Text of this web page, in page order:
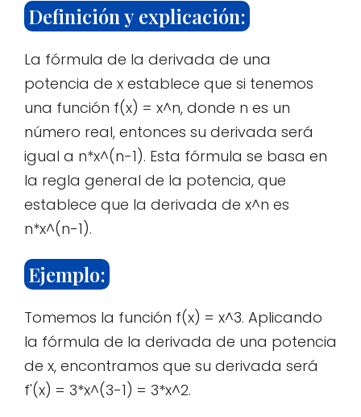
Definición y explicación:
La fórmula de la derivada de una
potencia de x establece que si tenemos
una función f(x) = x^n, donde n es un
número real, entonces su derivada será
igual a n*x^(n-1). Esta fórmula se basa en
la regla general de la potencia, que
establece que la derivada de x^n es
n*x^(n-1).
Ejemplo:
Tomemos la función f(x) = x^3. Aplicando
la fórmula de la derivada de una potencia
de x, encontramos que su derivada será
f'(x) = 3*x^(3-1) = 3*x^2.